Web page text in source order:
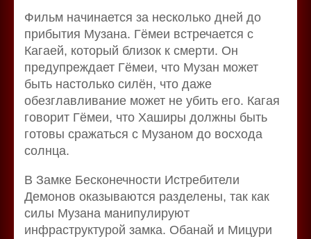
Фильм начинается за несколько дней до
прибытия Музана. Гёмеи встречается с
Кагаей, который близок к смерти. Он
предупреждает Гёмеи, что Музан может
быть настолько силён, что даже
обезглавливание может не убить его. Кагая
говорит Гёмеи, что Хаширы должны быть
готовы сражаться с Музаном до восхода
солнца.
В Замке Бесконечности Истребители
Демонов оказываются разделены, так как
силы Музана манипулируют
инфраструктурой замка. Обанай и Мицури